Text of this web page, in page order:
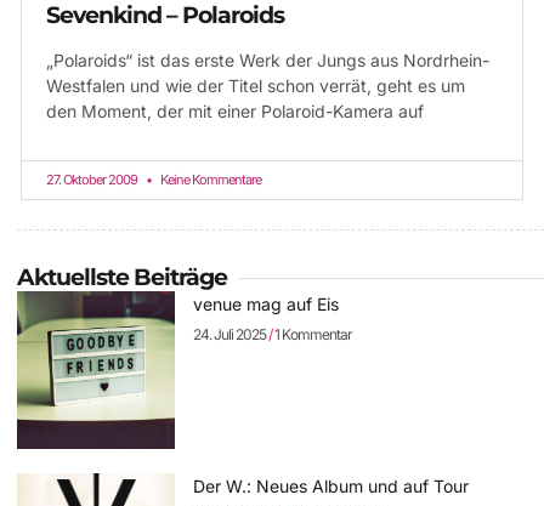
Sevenkind – Polaroids
„Polaroids“ ist das erste Werk der Jungs aus Nordrhein-
Westfalen und wie der Titel schon verrät, geht es um
den Moment, der mit einer Polaroid-Kamera auf
27. Oktober 2009 Keine Kommentare
Aktuellste Beiträge
venue mag auf Eis
24. Juli 2025 1 Kommentar
Der W.: Neues Album und auf Tour